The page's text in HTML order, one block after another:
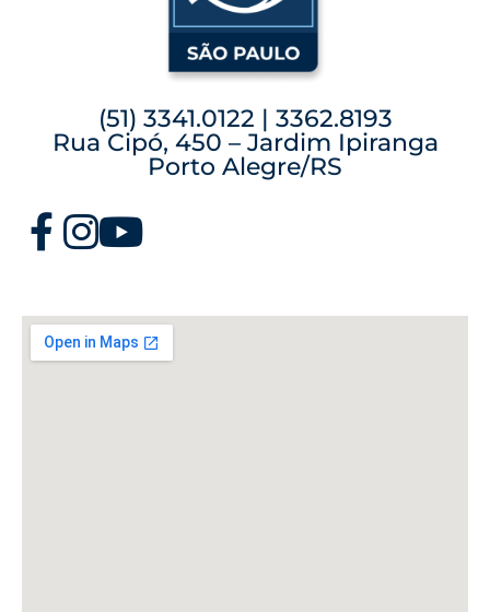
(51) 3341.0122 | 3362.8193
Rua Cipó, 450 – Jardim Ipiranga
Porto Alegre/RS